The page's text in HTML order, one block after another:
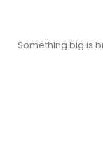
Something big is